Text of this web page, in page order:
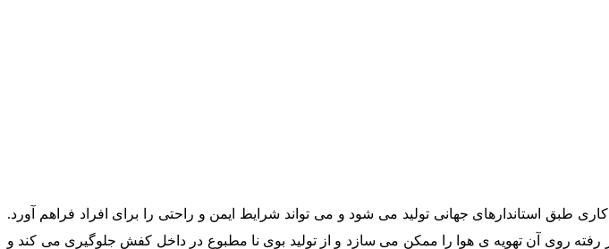
طبق استاندارهای جهانی تولید می شود و می تواند شرایط ایمن و راحتی را برای افراد فراهم آورد.
رفته روی آن تهویه ی هوا را ممکن می سازد و از تولید بوی نا مطبوع در داخل کفش جلوگیری می کند و